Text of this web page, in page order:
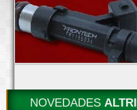
NOVEDADES ALTRI